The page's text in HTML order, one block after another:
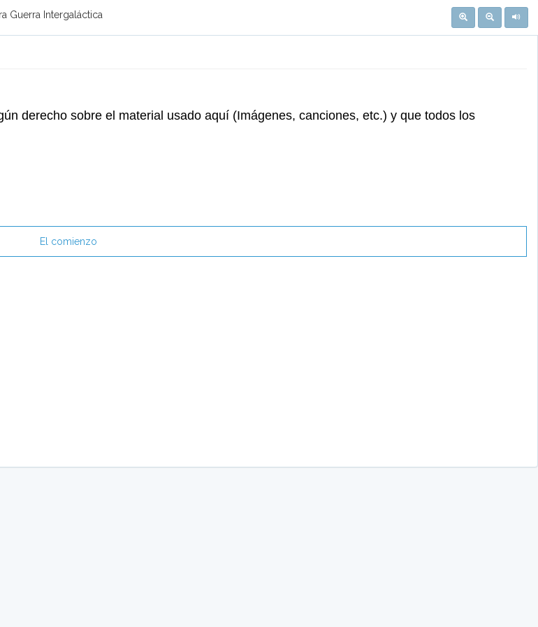
Guerra Intergaláctica
derecho sobre el material usado aquí (Imágenes, canciones, etc.) y que todos los
El comienzo